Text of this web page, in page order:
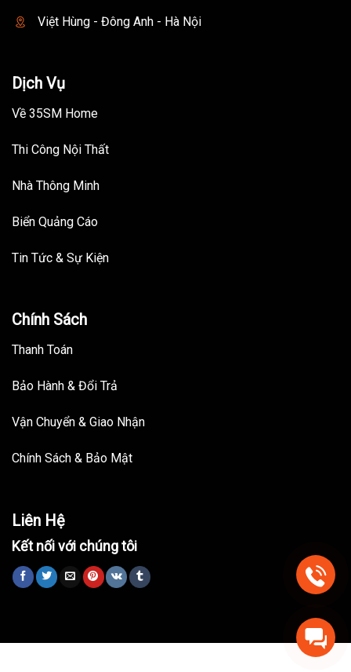
Việt Hùng - Đông Anh - Hà Nội
Dịch Vụ
Về 35SM Home
Thi Công Nội Thất
Nhà Thông Minh
Biển Quảng Cáo
Tin Tức & Sự Kiện
Chính Sách
Thanh Toán
Bảo Hành & Đổi Trả
Vận Chuyển & Giao Nhận
Chính Sách & Bảo Mật
Liên Hệ
Kết nối với chúng tôi